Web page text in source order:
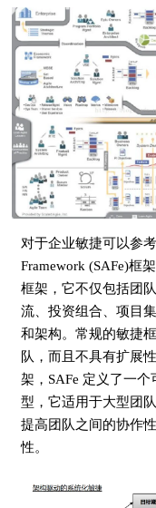
对于企业敏捷可以参
Framework (SAFe)框
框架，它不仅包括团
流、投资组合、项目
和架构。常规的敏捷
队，而且不具有扩展
架，SAFe 定义了一
型，它适用于大型团
提高团队之间的协作
性。